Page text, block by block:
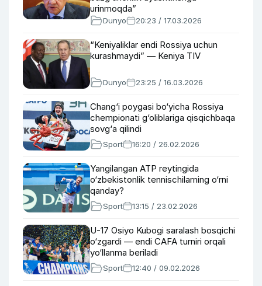
urinmoqda”
Dunyo 20:23 / 17.03.2026
“Keniyaliklar endi Rossiya uchun
kurashmaydi” — Keniya TIV
Dunyo 23:25 / 16.03.2026
Chang‘i poygasi bo‘yicha Rossiya
chempionati g‘oliblariga qisqichbaqa
sovg‘a qilindi
Sport 16:20 / 26.02.2026
Yangilangan ATP reytingida
o‘zbekistonlik tennischilarning o‘rni
qanday?
Sport 13:15 / 23.02.2026
U-17 Osiyo Kubogi saralash bosqichi
o‘zgardi — endi CAFA turniri orqali
yo‘llanma beriladi
Sport 12:40 / 09.02.2026